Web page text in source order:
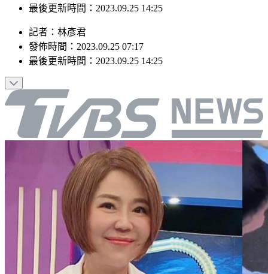
最後更新時間：2023.09.25 14:25
記者 ： 林彥君
發佈時間： 2023.09.25 07:17
最後更新時間： 2023.09.25 14:25